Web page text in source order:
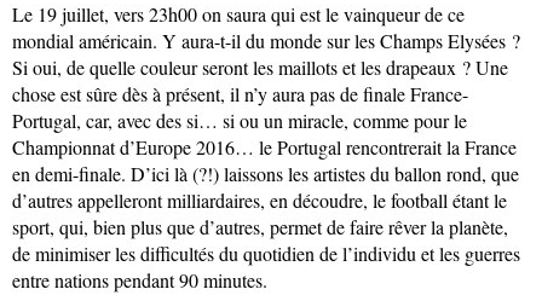
Le 19 juillet, vers 23h00 on saura qui est le vainqueur de ce
mondial américain. Y aura-t-il du monde sur les Champs Elysées ?
Si oui, de quelle couleur seront les maillots et les drapeaux ? Une
chose est sûre dès à présent, il n’y aura pas de finale France-
Portugal, car, avec des si… si ou un miracle, comme pour le
Championnat d’Europe 2016… le Portugal rencontrerait la France
en demi-finale. D’ici là (?!) laissons les artistes du ballon rond, que
d’autres appelleront milliardaires, en découdre, le football étant le
sport, qui, bien plus que d’autres, permet de faire rêver la planète,
de minimiser les difficultés du quotidien de l’individu et les guerres
entre nations pendant 90 minutes.